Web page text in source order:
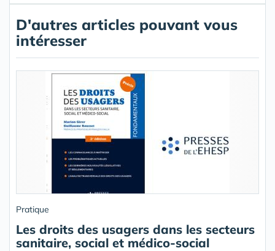
D'autres articles pouvant vous
intéresser
Pratique
Les droits des usagers dans les secteurs
sanitaire, social et médico-social